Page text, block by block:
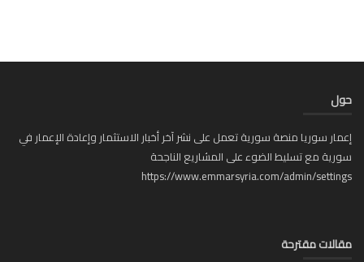
سوريا منصة سورية تعمل على نشر آخر أخبار الاستثمار وإعادة الإعمار في
مع تسليط الضوء على المشاريع الناجحة
https://www.emmarsyria.com/admin/
مقترحة